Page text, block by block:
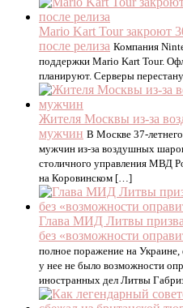
Mario Kart Tour закроют
после релиза Компания
поддержки Mario Kart Tour.
планируют. Серверы
Жителя Москвы из-за
мужчин В Москве 37-
мужчин из-за воздушных
столичного управления МВД
на Коровинском […]
Глава МИД Литвы
без «возможности
полное поражение на
у нее не было возможности
иностранных дел Литвы